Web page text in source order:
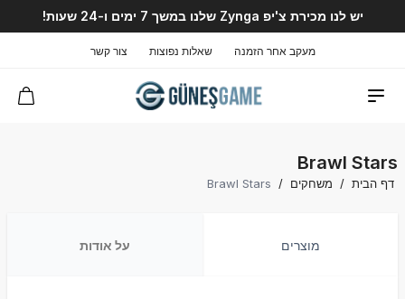
יש לנו מכירת צ'יפ Zynga שלנו במשך 7 ימים ו-24 שעות!
מעקב אחר הזמנה שאלות נפוצות צור קשר
Brawl Stars
דף הבית / משחקים /
Brawl Stars
מוצרים על אודות